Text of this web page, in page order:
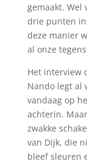
gemaakt.
drie punten in
deze manier
al onze
Het interview
Nando legt al
vandaag op
achterin.
zwakke
van Dijk, die
bleef sleuren